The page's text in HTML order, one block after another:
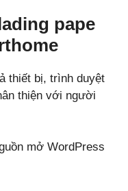
pape
thiết bị, trình duyệt
thiện với người
mở WordPress